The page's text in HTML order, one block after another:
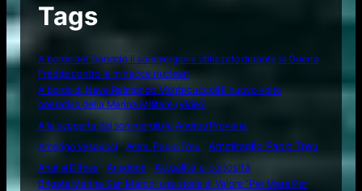
Tags
A bordo del Dandolo il sommergibile utilizzato durante la Guerra
Fredda contro le minacce nucleari
A bordo di Nave Raimondo Montecuccoli il nuovo volto
operativo della Marina Militare (Video)
Alla scoperta del sommergibile Andrea Provana
Amerigo Vespucci
Amm. Paolo Treu
Ammiraglio Paolo Treu
Analisi Difesa
Aneddoti Attualità e curiosità
Brigata Marina San Marco: una storia di Valore "Per Mare Per